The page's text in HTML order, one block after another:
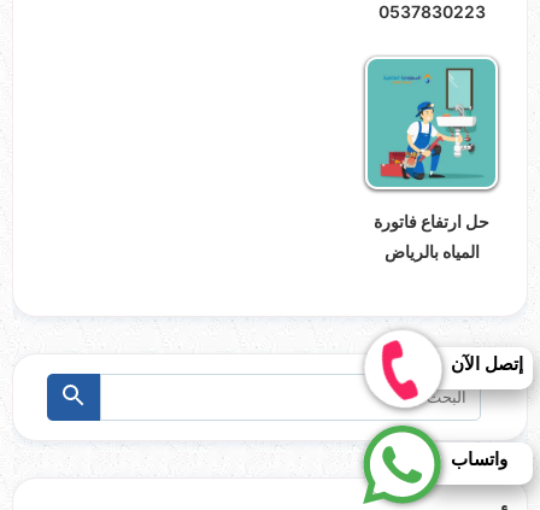
0537830223
حل ارتفاع فاتورة
المياه بالرياض
البحث
عن:
ابحث
واتساب
إتصل الآن